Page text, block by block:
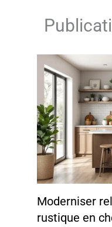
Moderniser
rustique en